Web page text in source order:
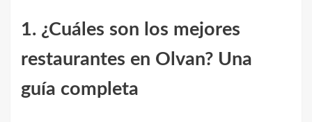
1. ¿Cuáles son los mejores
restaurantes en Olvan? Una
guía completa